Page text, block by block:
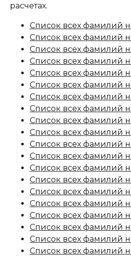
расчетах.
Список всех фамилий
Список всех фамилий
Список всех фамилий
Список всех фамилий
Список всех фамилий
Список всех фамилий
Список всех фамилий
Список всех фамилий
Список всех фамилий
Список всех фамилий
Список всех фамилий
Список всех фамилий
Список всех фамилий
Список всех фамилий
Список всех фамилий
Список всех фамилий
Список всех фамилий
Список всех фамилий
Список всех фамилий
Список всех фамилий